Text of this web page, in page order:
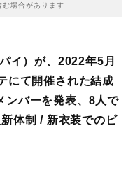
む場合があります
イ）が、2022年5月
にて開催された結成
ンバーを発表、8人で
体制 / 新衣装でのビ